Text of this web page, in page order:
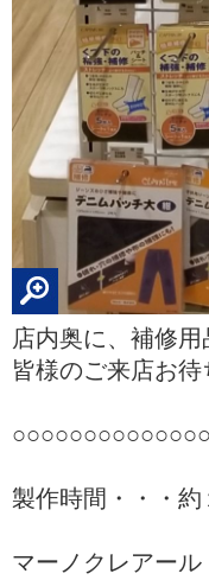
店内奥に、補修
皆様のご来店お
製作時間・・・約
マーノクレアール